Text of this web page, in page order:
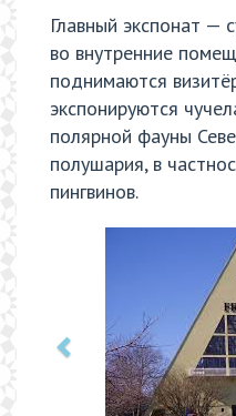
Главный экспонат —
во внутренние
поднимаются
экспонируются
полярной фауны
полушария, в
пингвинов.